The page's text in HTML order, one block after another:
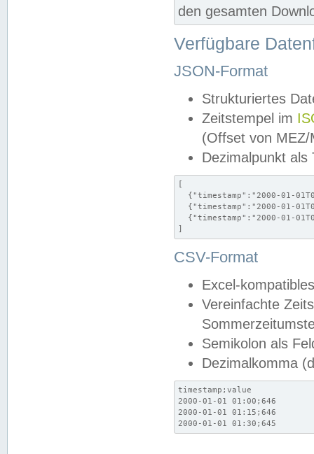
den gesamten
Verfügbare
JSON-Format
Strukturiertes
Zeitstempel im
(Offset von MEZ/
Dezimalpunkt als
[
{"timestamp":"2000-01-
{"timestamp":"2000-01-
{"timestamp":"2000-01-
]
CSV-Format
Excel-
Vereinfachte
Semikolon als
Dezimalkomma
timestamp;value
2000-01-01 01:00;646
2000-01-01 01:15;646
2000-01-01 01:30;645